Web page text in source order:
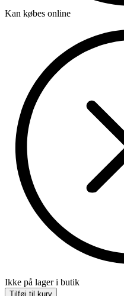
Kan købes online
Ikke på lager i butik
Tilføj til kurv